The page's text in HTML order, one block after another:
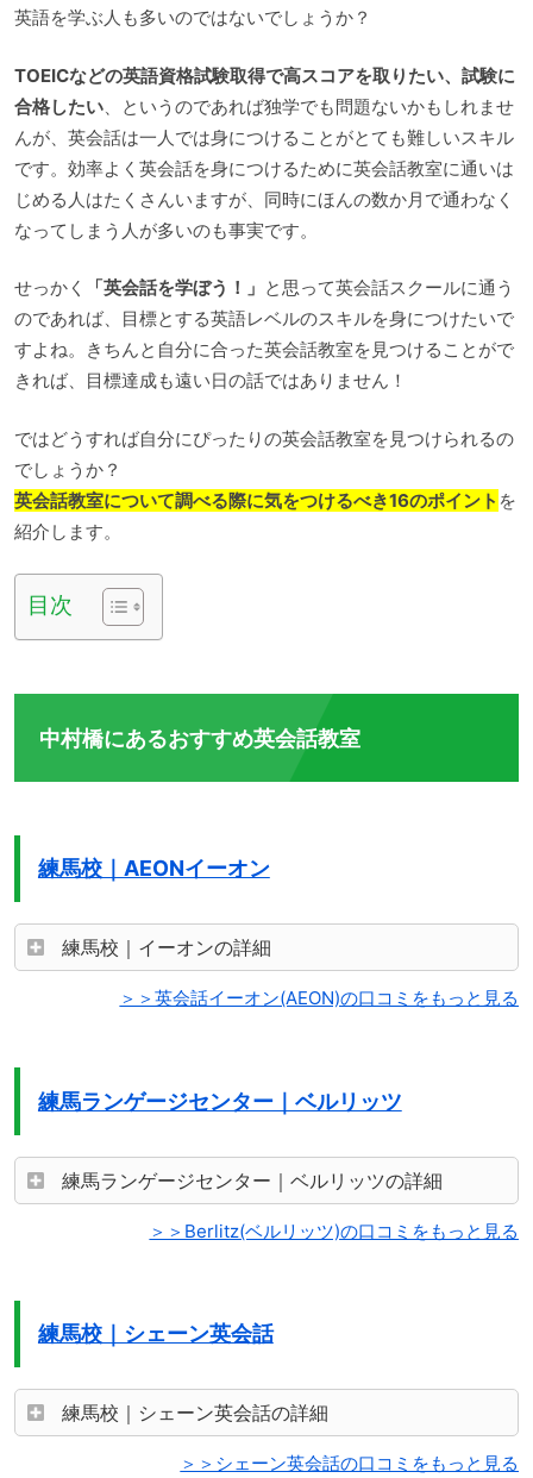
英語を学ぶ人も多いのではないでしょうか？
TOEICなどの英語資格試験取得で高スコアを取りたい、試験に
合格したい、というのであれば独学でも問題ないかもしれませ
んが、英会話は一人では身につけることがとても難しいスキル
です。効率よく英会話を身につけるために英会話教室に通いは
じめる人はたくさんいますが、同時にほんの数か月で通わなく
なってしまう人が多いのも事実です。
せっかく 「英会話を学ぼう！」 と思って英会話スクールに通う
のであれば、目標とする英語レベルのスキルを身につけたいで
すよね。きちんと自分に合った英会話教室を見つけることがで
きれば、目標達成も遠い日の話ではありません！
ではどうすれば自分にぴったりの英会話教室を見つけられるの
でしょうか？
英会話教室について調べる際に気をつけるべき16のポイント を
紹介します。
目次
中村橋にあるおすすめ英会話教室
練馬校｜AEONイーオン
練馬校｜イーオンの詳細
＞＞英会話イーオン(AEON)の口コミをもっと見る
練馬ランゲージセンター｜ベルリッツ
練馬ランゲージセンター｜ベルリッツの詳細
＞＞Berlitz(ベルリッツ)の口コミをもっと見る
練馬校｜シェーン英会話
練馬校｜シェーン英会話の詳細
＞＞シェーン英会話の口コミをもっと見る